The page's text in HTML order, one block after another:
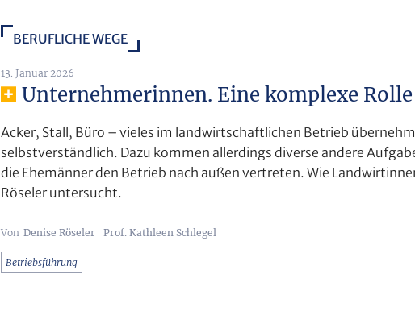
BERUFLICHE WEGE
13. Januar 2026
Unternehmerinnen. Eine komplexe Rolle
Acker, Stall, Büro – vieles im landwirtschaftlichen Betrieb
selbstverständlich. Dazu kommen allerdings diverse andere
die Ehemänner den Betrieb nach außen vertreten. Wie
Röseler untersucht.
Denise Röseler Prof. Kathleen Schlegel
Betriebsführung